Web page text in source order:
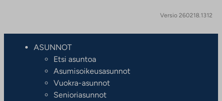
Versio 260218.1312
ASUNNOT
Etsi asuntoa
Asumisoikeusasunnot
Vuokra-asunnot
Senioriasunnot